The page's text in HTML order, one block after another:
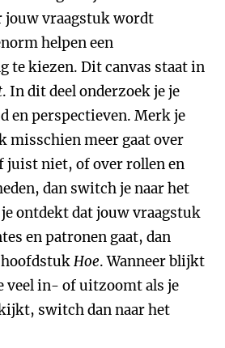
jouw vraagstuk wordt
helpen een
kiezen. Dit canvas staat in
. In dit deel onderzoek je je
en perspectieven. Merk je
misschien meer gaat over
juist niet, of over rollen en
dan switch je naar het
je ontdekt dat jouw vraagstuk
en patronen gaat, dan
Hoe. Wanneer blijkt
veel in- of uitzoomt als je
switch dan naar het